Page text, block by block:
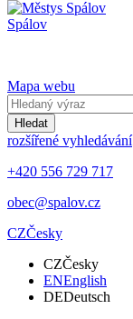
Spálov
Mapa webu
Hledat
rozšířené vyhledávání
+420 556 729 717
obec@spalov.cz
CZČesky
CZČesky
ENEnglish
DEDeutsch